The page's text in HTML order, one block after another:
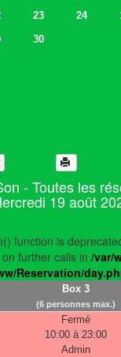
23 24
30
- Toutes les
19 août
function is
further calls in /var/
Reservation/
Box 3
(6 personnes max.)
Fermé
10:00 à 23:00
Admin